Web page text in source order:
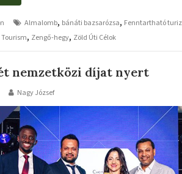
Almalomb, bánáti bazsarózsa, Fenntartható
Tourism, Zengő-hegy, Zöld Úti Célok
nemzetközi díjat nyert
Nagy József